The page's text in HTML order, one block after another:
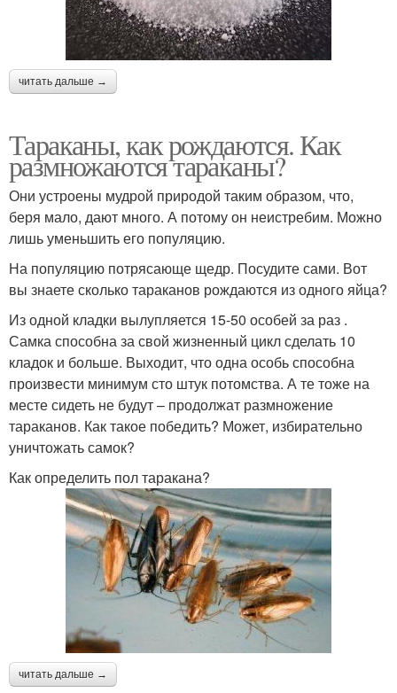
читать дальше →
Тараканы, как рождаются. Как
размножаются тараканы?
Они устроены мудрой природой таким образом, что,
беря мало, дают много. А потому он неистребим. Можно
лишь уменьшить его популяцию.
На популяцию потрясающе щедр. Посудите сами. Вот
вы знаете сколько тараканов рождаются из одного яйца?
Из одной кладки вылупляется 15-50 особей за раз .
Самка способна за свой жизненный цикл сделать 10
кладок и больше. Выходит, что одна особь способна
произвести минимум сто штук потомства. А те тоже на
месте сидеть не будут – продолжат размножение
тараканов. Как такое победить? Может, избирательно
уничтожать самок?
Как определить пол таракана?
читать дальше →